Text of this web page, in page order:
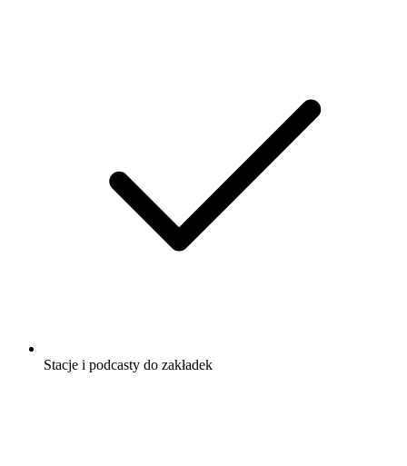
Stacje i podcasty do zakładek